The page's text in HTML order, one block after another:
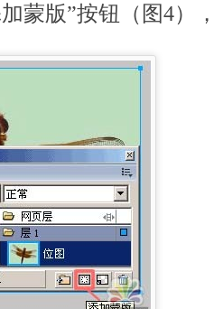
蒙版”按钮（图4）